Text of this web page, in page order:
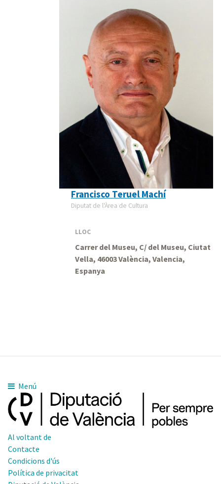
Francisco Teruel Machí
Diputat de l'Àrea de Cultura
LLOC
Carrer del Museu, C/ del Museu, Ciutat
Vella, 46003 València, Valencia,
Espanya
Menú
Al voltant de
Contacte
Condicions d'ús
Política de privacitat